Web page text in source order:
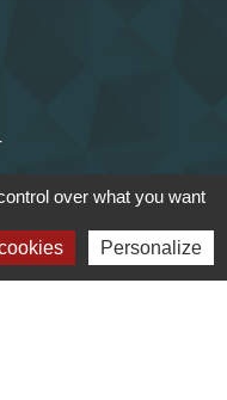
over what you want
Personalize